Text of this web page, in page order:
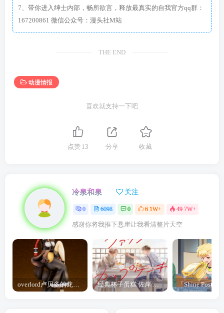
7、带你进入绅士内部，畅所欲言，释放最真实的自我官方qq群：
167200861 微信公众号：漫头社M站
THE END
动漫情报
喜欢就支持一下吧
点赞 13 分享 收藏
冷泉和泉 关注
0 6098 0 6.1W+ 49.7W+
感谢你将我推下悬崖让我看清整片天空
overlord卢贝多的龙王谁厉害 「Overlord」露普斯蕾琪娜·贝塔手办开订 经典杯子蛋糕 佐岸 漫画「经典杯子蛋糕」宣布真人日剧化